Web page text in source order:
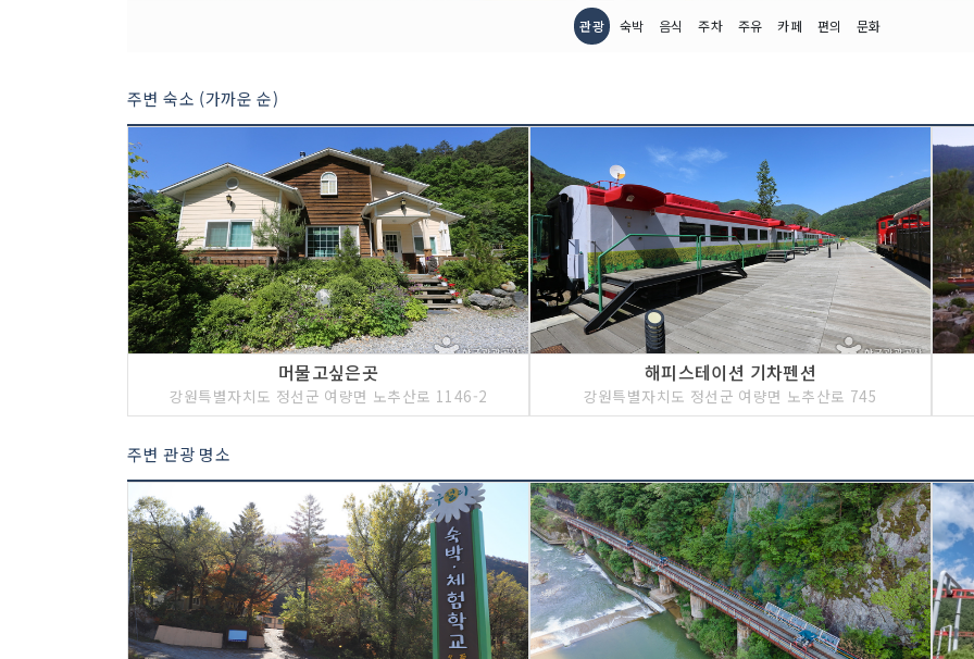
관광 숙박 음식 주차 주유 카페 편의 문화
주변 숙소 (가까운 순)
머물고싶은곳
강원특별자치도 정선군 여량면 노추산로 1146-2
해피스테이션 기차펜션
강원특별자치도 정선군 여량면 노추산로 745
주변 관광 명소